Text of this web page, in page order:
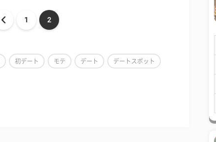
1 2
初デート モテ デート デートスポット